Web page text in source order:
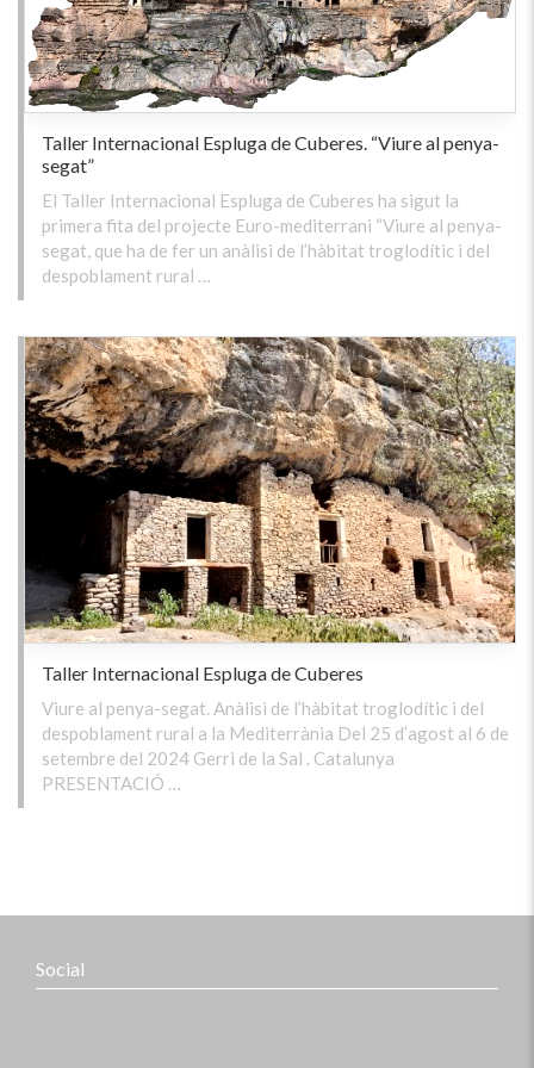
Taller Internacional Espluga de Cuberes. “Viure al penya-
segat”
El Taller Internacional Espluga de Cuberes ha sigut la
primera fita del projecte Euro-mediterrani “Viure al penya-
segat, que ha de fer un anàlisi de l’hàbitat troglodític i del
despoblament rural …
Taller Internacional Espluga de Cuberes
Viure al penya-segat. Anàlisi de l’hàbitat troglodític i del
despoblament rural a la Mediterrània Del 25 d’agost al 6 de
setembre del 2024 Gerri de la Sal . Catalunya
PRESENTACIÓ …
Social